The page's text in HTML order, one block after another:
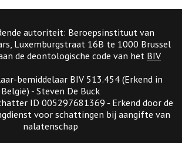
autoriteit: Beroepsinstituut van
Luxemburgstraat 16B te 1000 Brussel
de deontologische code van het BIV
bemiddelaar BIV 513.454 (Erkend in
België) - Steven De Buck
ID 005297681369 - Erkend door de
voor schattingen bij aangifte van
nalatenschap